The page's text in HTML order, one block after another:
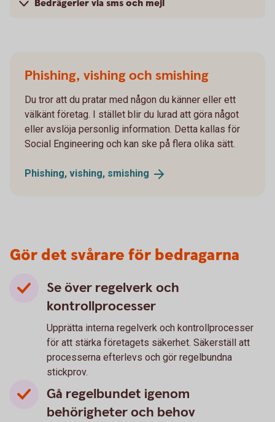
Bedrägerier via sms och mejl
Phishing, vishing och smishing
Du tror att du pratar med någon du känner eller ett
välkänt företag. I stället blir du lurad att göra något
eller avslöja personlig information. Detta kallas för
Social Engineering och kan ske på flera olika sätt.
Phishing, vishing, smishing
Gör det svårare för bedragarna
Se över regelverk och
kontrollprocesser
Upprätta interna regelverk och kontrollprocesser
för att stärka företagets säkerhet. Säkerställ att
processerna efterlevs och gör regelbundna
stickprov.
Gå regelbundet igenom
behörigheter och behov